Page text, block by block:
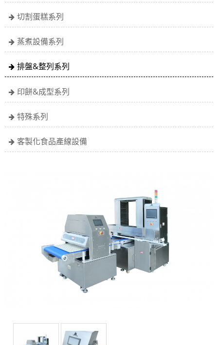
切割蛋糕系列
蒸煮設備系列
排盤&整列系列
印餅&成型系列
特殊系列
客製化食品產線設備